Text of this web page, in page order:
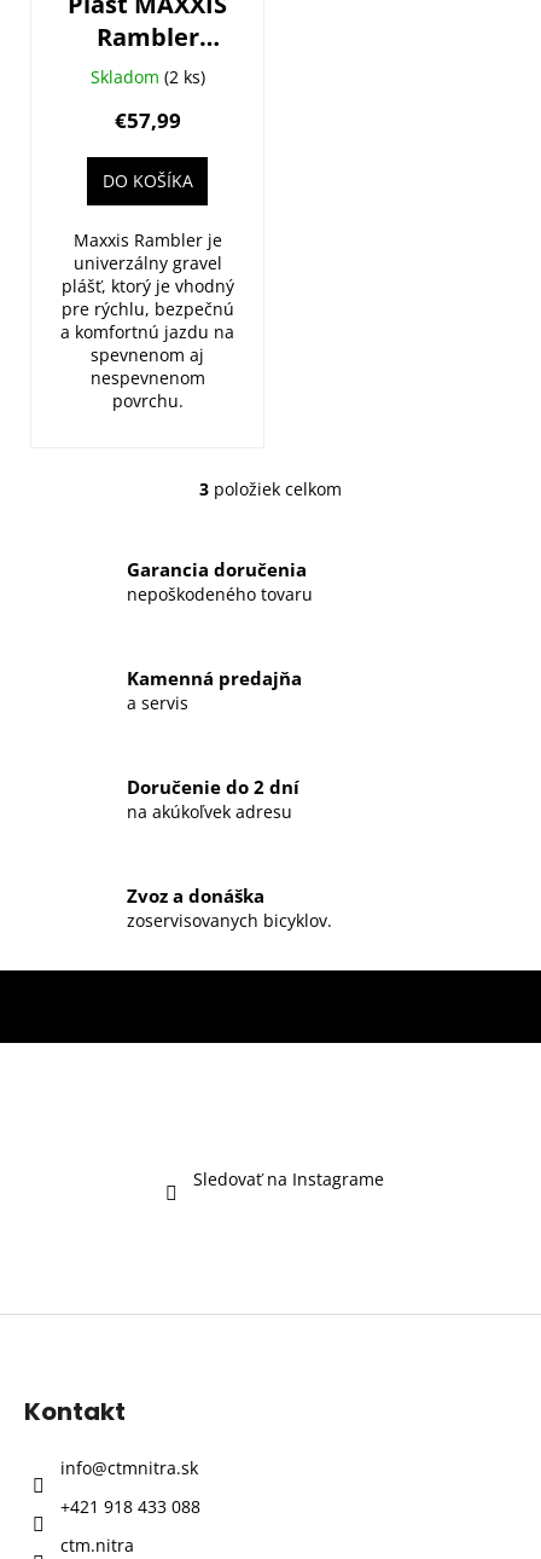
Rambler
650x47B
EXO/TR
Skladom (2 ks)
€57,99
DO KOŠÍKA
Maxxis Rambler je
univerzálny gravel
plášť, ktorý je vhodný
pre rýchlu, bezpečnú
a komfortnú jazdu na
spevnenom aj
nespevnenom
povrchu.
O
á
d
i
v
k
p
s
3 položiek celkom
Garancia doručenia
nepoškodeného tovaru
Kamenná predajňa
a servis
Doručenie do 2 dní
na akúkoľvek adresu
Zvoz a donáška
zoservisovanych bicyklov.
Sledovať na Instagrame
Kontakt
info@ctmnitra.sk
+421 918 433 088
ctm.nitra